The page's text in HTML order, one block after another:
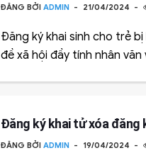
ĐĂNG BỞI ADMIN 21/04/2024
Đăng ký khai sinh cho trẻ
đề xã hội đầy tính nhân văn
Đăng ký khai tử xóa đăng
ĐĂNG BỞI ADMIN 19/04/2024